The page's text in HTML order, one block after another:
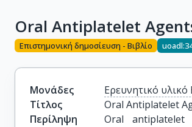
Oral Antiplatelet
Επιστημονική δημοσίευση - Βιβλίο
Μονάδες
Ερευνητικό
Τίτλος
Oral Antiplatelet
Περίληψη
Oral